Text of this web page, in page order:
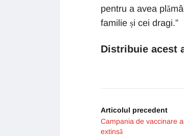
pentru a avea
familie și cei dragi.”
Distribuie acest
Articolul precedent
Campania de vaccinare
extinsă